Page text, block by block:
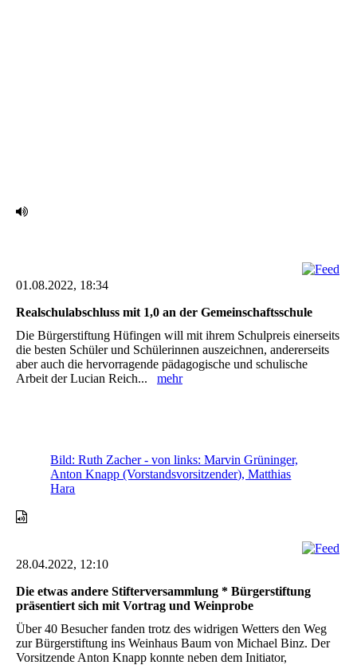
01.08.2022, 18:34
Realschulabschluss mit 1,0 an der Gemeinschaftsschule
Die Bürgerstiftung Hüfingen will mit ihrem Schulpreis einerseits
die besten Schüler und Schülerinnen auszeichnen, andererseits
aber auch die hervorragende pädagogische und schulische
Arbeit der Lucian Reich... mehr
Bild: Ruth Zacher - von links: Marvin Grüninger,
Anton Knapp (Vorstandsvorsitzender), Matthias
Hara
28.04.2022, 12:10
Die etwas andere Stifterversammlung * Bürgerstiftung
präsentiert sich mit Vortrag und Weinprobe
Über 40 Besucher fanden trotz des widrigen Wetters den Weg
zur Bürgerstiftung ins Weinhaus Baum von Michael Binz. Der
Vorsitzende Anton Knapp konnte neben dem Initiator,